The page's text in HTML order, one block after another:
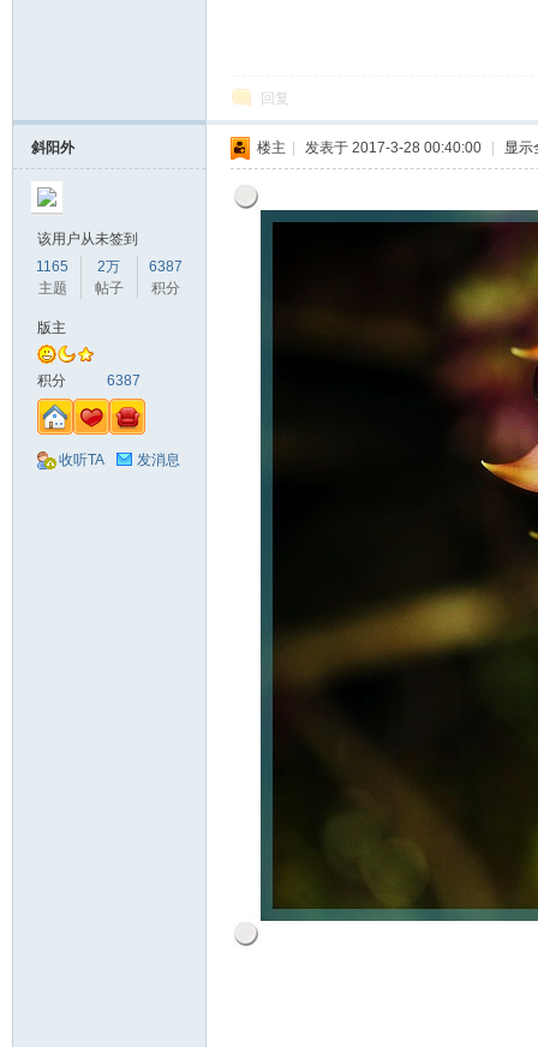
回复
斜阳外
该用户从未签到
1165
主题
2万
帖子
6387
积分
版主
积分 6387
收听TA 发消息
楼主 发表于 2017-3-28 00:40:00 显示